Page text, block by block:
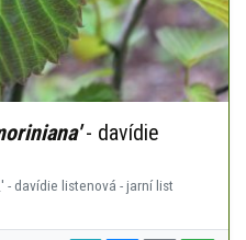
- davídie
davídie listenová - jarní list